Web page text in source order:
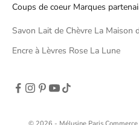
Coups de coeur Marques
Savon Lait de Chèvre La Maison
Encre à Lèvres Rose La Lune